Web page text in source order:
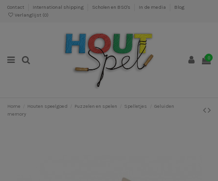
Contact International shipping Scholen en BSO's In de media
Blog
Verlanglijst (0)
0
Home Houten speelgoed Puzzelen en spelen Spelletjes
Geluiden
memory